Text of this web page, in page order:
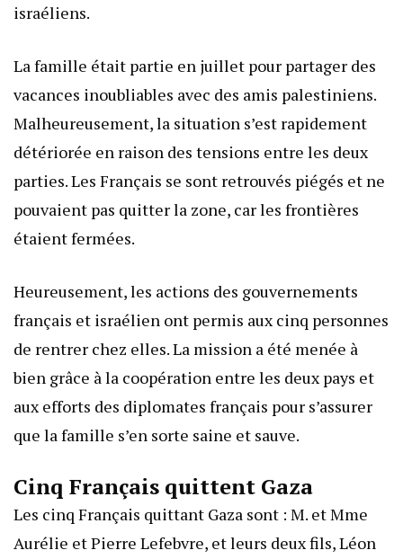
israéliens.
La famille était partie en juillet pour partager des
vacances inoubliables avec des amis palestiniens.
Malheureusement, la situation s’est rapidement
détériorée en raison des tensions entre les deux
parties. Les Français se sont retrouvés piégés et ne
pouvaient pas quitter la zone, car les frontières
étaient fermées.
Heureusement, les actions des gouvernements
français et israélien ont permis aux cinq personnes
de rentrer chez elles. La mission a été menée à
bien grâce à la coopération entre les deux pays et
aux efforts des diplomates français pour s’assurer
que la famille s’en sorte saine et sauve.
Cinq Français quittent Gaza
Les cinq Français quittant Gaza sont : M. et Mme
Aurélie et Pierre Lefebvre, et leurs deux fils, Léon